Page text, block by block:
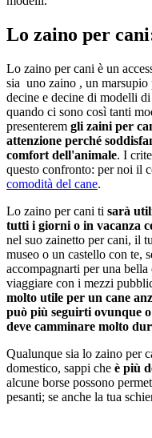
Lo zaino per
Lo zaino per cani è un
sia uno zaino , un marsupio
decine e decine di modelli
quando ci sono così tanti
presenterem gli zaini per
attenzione perché
comfort dell'animale. I
questo confronto: per noi il
comodità del cane.
Lo zaino per cani ti sarà
tutti i giorni o in vacanza
nel suo zainetto per cani, il
museo o un castello con te,
accompagnarti per una
viaggiare con i mezzi
molto utile per un cane
può più seguirti ovunque
deve camminare molto
Qualunque sia lo zaino per
domestico, sappi che è più
alcune borse possono
pesanti; se anche la tua